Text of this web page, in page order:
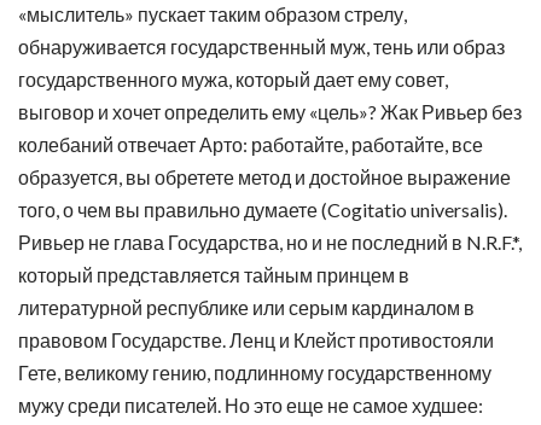
«мыслитель» пускает таким образом стрелу,
обнаруживается государственный муж, тень или образ
государственного мужа, который дает ему совет,
выговор и хочет определить ему «цель»? Жак Ривьер без
колебаний отвечает Арто: работайте, работайте, все
образуется, вы обретете метод и достойное выражение
того, о чем вы правильно думаете (Cogitatio universalis).
Ривьер не глава Государства, но и не последний в N.R.F.*,
который представляется тайным принцем в
литературной республике или серым кардиналом в
правовом Государстве. Ленц и Клейст противостояли
Гете, великому гению, подлинному государственному
мужу среди писателей. Но это еще не самое худшее: